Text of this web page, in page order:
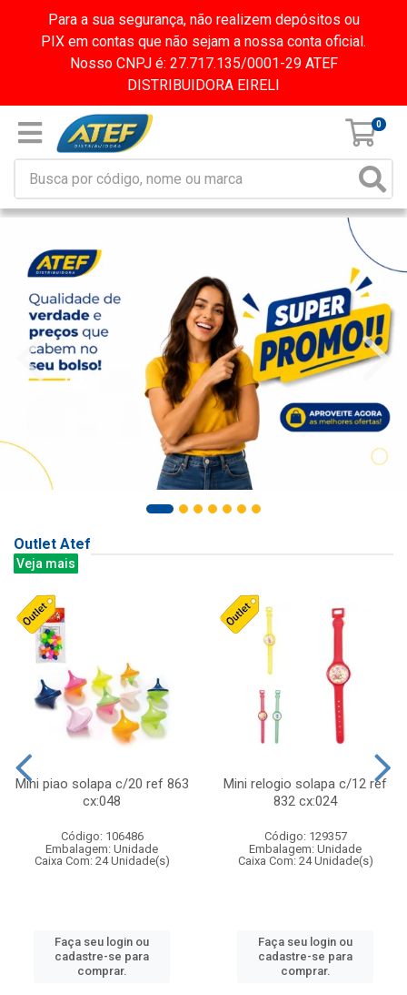
Para a sua segurança, não realizem depósitos ou
PIX em contas que não sejam a nossa conta oficial.
Nosso CNPJ é: 27.717.135/0001-29 ATEF
DISTRIBUIDORA EIRELI
0
Outlet Atef
Veja mais
Mini piao solapa c/20 ref 863
cx:048
Código: 106486
Embalagem: Unidade
Caixa Com: 24 Unidade(s)
Faça seu login ou
cadastre-se para
comprar.
Mini relogio solapa c/12 ref
832 cx:024
Código: 129357
Embalagem: Unidade
Caixa Com: 24 Unidade(s)
Faça seu login ou
cadastre-se para
comprar.